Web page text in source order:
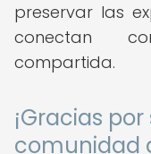
preservar las
conectan
compartida.
¡Gracias
comunidad